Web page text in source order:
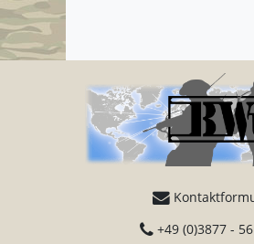
+49 (0)3877 -